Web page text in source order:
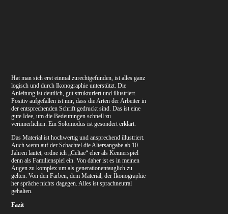
Hat man sich erst einmal zurechtgefunden, ist alles ganz
logisch und durch Ikonographie unterstützt. Die
Anleitung ist deutlich, gut strukturiert und illustriert.
Positiv aufgefallen ist mir, dass die Arten der Arbeiter in
der entsprechenden Schrift gedruckt sind. Das ist eine
gute Idee, um die Bedeutungen schnell zu
verinnerlichen. Ein Solomodus ist gesondert erklärt.
Das Material ist hochwertig und ansprechend illustriert.
Auch wenn auf der Schachtel die Altersangabe ab 10
Jahren lautet, ordne ich „Celtae“ eher als Kennerspiel
denn als Familienspiel ein. Von daher ist es in meinen
Augen zu komplex um als generationentauglich zu
gelten. Von den Farben, dem Material, der Ikonographie
her spräche nichts dagegen. Alles ist sprachneutral
gehalten.
Fazit